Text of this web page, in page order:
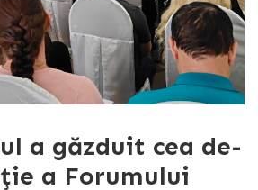
a găzduit cea de-
a Forumului